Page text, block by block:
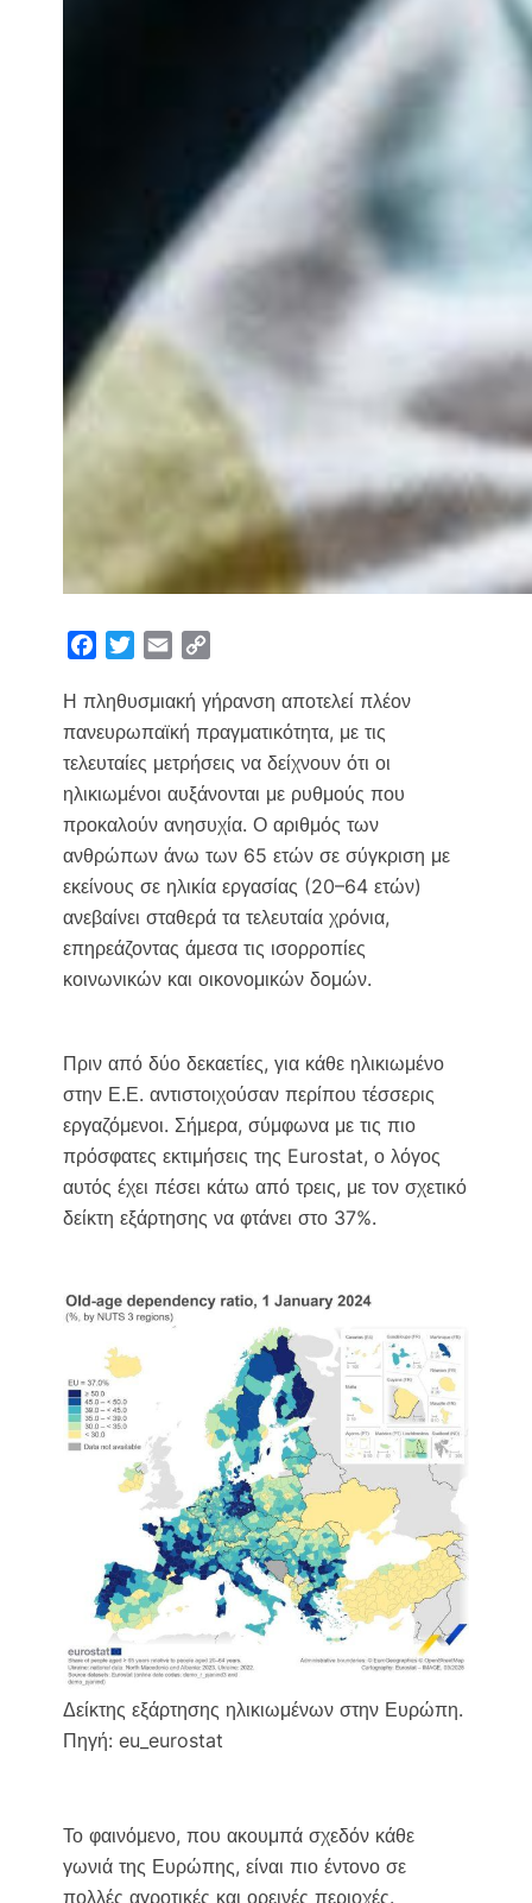
c
e
b
o
o
i
t
t
e
r
a
i
l
p
y
L
i
n
Η πληθυσμιακή γήρανση αποτελεί πλέον
πανευρωπαϊκή πραγματικότητα, με τις
τελευταίες μετρήσεις να δείχνουν ότι οι
ηλικιωμένοι αυξάνονται με ρυθμούς που
προκαλούν ανησυχία. Ο αριθμός των
ανθρώπων άνω των 65 ετών σε σύγκριση με
εκείνους σε ηλικία εργασίας (20–64 ετών)
ανεβαίνει σταθερά τα τελευταία χρόνια,
επηρεάζοντας άμεσα τις ισορροπίες
κοινωνικών και οικονομικών δομών.
Πριν από δύο δεκαετίες, για κάθε ηλικιωμένο
στην Ε.Ε. αντιστοιχούσαν περίπου τέσσερις
εργαζόμενοι. Σήμερα, σύμφωνα με τις πιο
πρόσφατες εκτιμήσεις της Eurostat, ο λόγος
αυτός έχει πέσει κάτω από τρεις, με τον σχετικό
δείκτη εξάρτησης να φτάνει στο 37%.
Δείκτης εξάρτησης ηλικιωμένων στην Ευρώπη.
Πηγή: eu_eurostat
Το φαινόμενο, που ακουμπά σχεδόν κάθε
γωνιά της Ευρώπης, είναι πιο έντονο σε
πολλές αγροτικές και ορεινές περιοχές.